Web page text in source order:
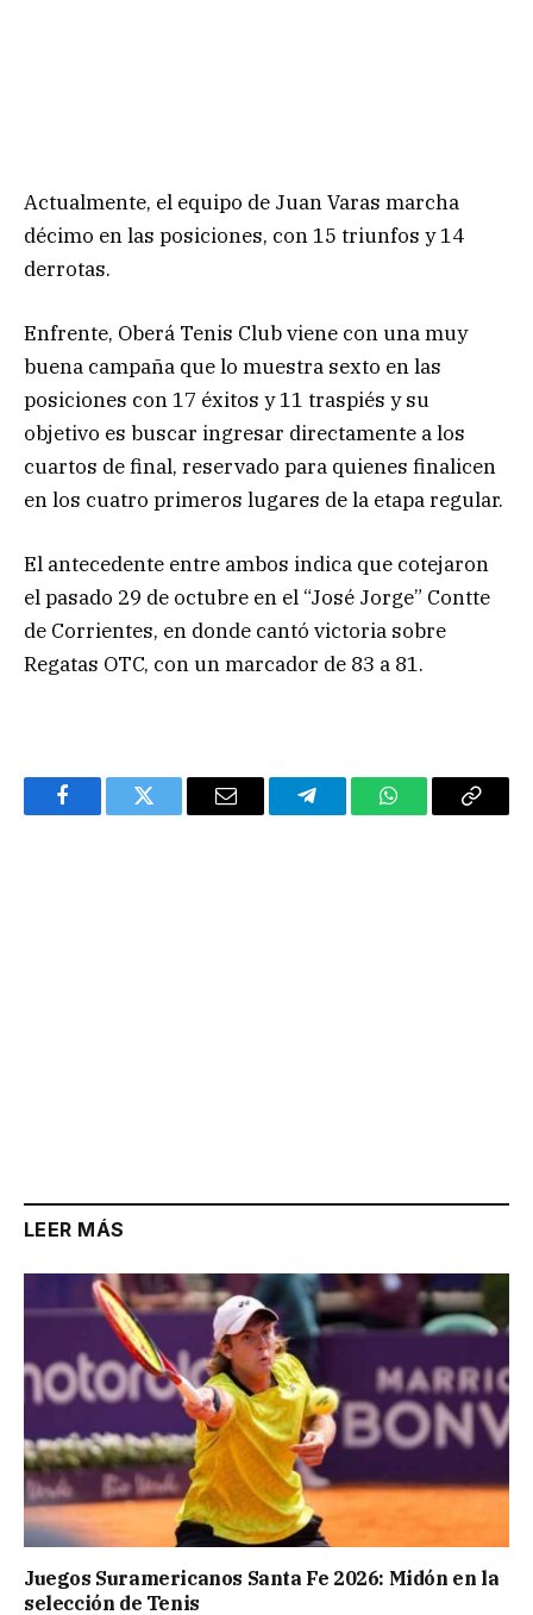
Actualmente, el equipo de Juan Varas marcha
décimo en las posiciones, con 15 triunfos y 14
derrotas.
Enfrente, Oberá Tenis Club viene con una muy
buena campaña que lo muestra sexto en las
posiciones con 17 éxitos y 11 traspiés y su
objetivo es buscar ingresar directamente a los
cuartos de final, reservado para quienes finalicen
en los cuatro primeros lugares de la etapa regular.
El antecedente entre ambos indica que cotejaron
el pasado 29 de octubre en el “José Jorge” Contte
de Corrientes, en donde cantó victoria sobre
Regatas OTC, con un marcador de 83 a 81.
FacebookTwitter Email TelegramWhatsAppCopy
LEER MÁS
Juegos Suramericanos Santa Fe 2026: Midón en la
selección de Tenis